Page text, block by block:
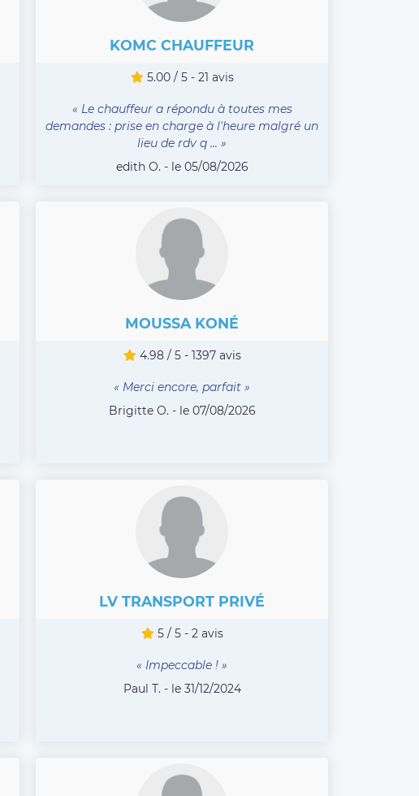
KOMC CHAUFFEUR
5.00 / 5 - 21 avis
« Le chauffeur a répondu à toutes mes
demandes : prise en charge à l'heure malgré un
lieu de rdv q ... »
edith O. - le 05/08/2026
MOUSSA KONÉ
4.98 / 5 - 1397 avis
« Merci encore, parfait »
Brigitte O. - le 07/08/2026
LV TRANSPORT PRIVÉ
5 / 5 - 2 avis
« Impeccable ! »
Paul T. - le 31/12/2024